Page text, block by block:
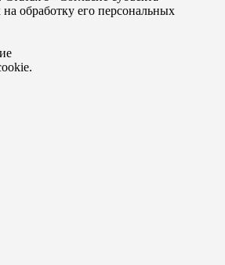
обработку его персональных